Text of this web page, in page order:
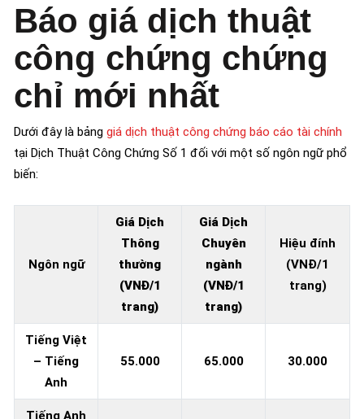
Báo giá dịch thuật
công chứng chứng
chỉ mới nhất
Dưới đây là bảng giá dịch thuật công chứng báo cáo tài chính
tại Dịch Thuật Công Chứng Số 1 đối với một số ngôn ngữ phổ
biến:
Ngôn ngữ
Giá Dịch
Thông
thường
(VNĐ/1
trang)
Giá Dịch
Chuyên
ngành
(VNĐ/1
trang)
Hiệu đính
(VNĐ/1
trang)
Tiếng Việt
– Tiếng
Anh
55.000 65.000 30.000
Tiếng Anh